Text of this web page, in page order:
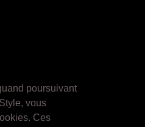
poursuivant
vous
Ces